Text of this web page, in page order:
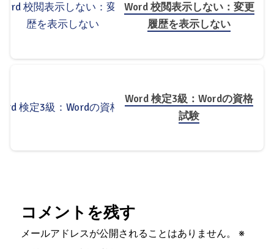
Word 校閲表示しない：変更
履歴を表示しない
Word 検定3級：Wordの資格
試験
コメントを残す
メールアドレスが公開されることはありません。
※